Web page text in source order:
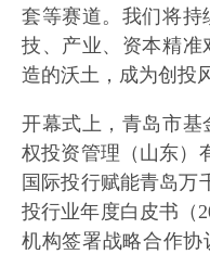
套等赛道。我们将
技、产业、资本精准
造的沃土，成为创投
开幕式上，青岛市基
权投资管理（山东）
国际投行赋能青岛万
投行业年度白皮书（
机构签署战略合作协